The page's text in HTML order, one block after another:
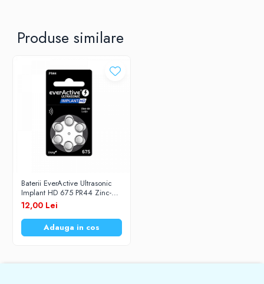
Produse similare
Baterii EverActive Ultrasonic
Implant HD 675 PR44 Zinc-
Aer 1,45V Pentru Aparate
Auditive Set 6 Baterii
12,00 Lei
Adauga in cos